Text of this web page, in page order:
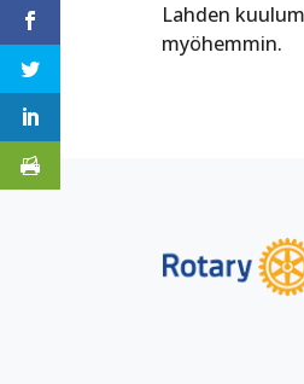
Lahden
myöhemmin.